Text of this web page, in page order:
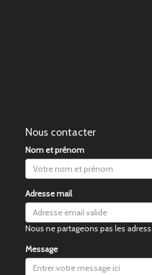
Nous contacter
Nom et prénom
Adresse mail
Nous ne partageons pas les
Message